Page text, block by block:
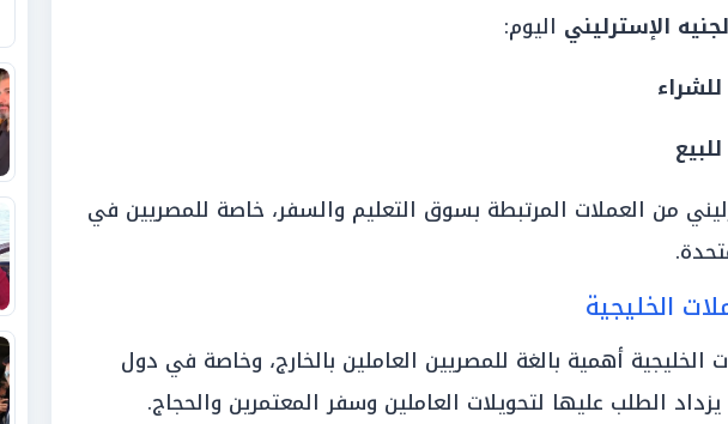
الإسترليني اليوم:
من العملات المرتبطة بسوق التعليم والسفر، خاصة للمصريين في
الخليجية
الخليجية أهمية بالغة للمصريين العاملين بالخارج، وخاصة في دول
يزداد الطلب عليها لتحويلات العاملين وسفر المعتمرين والحجاج.